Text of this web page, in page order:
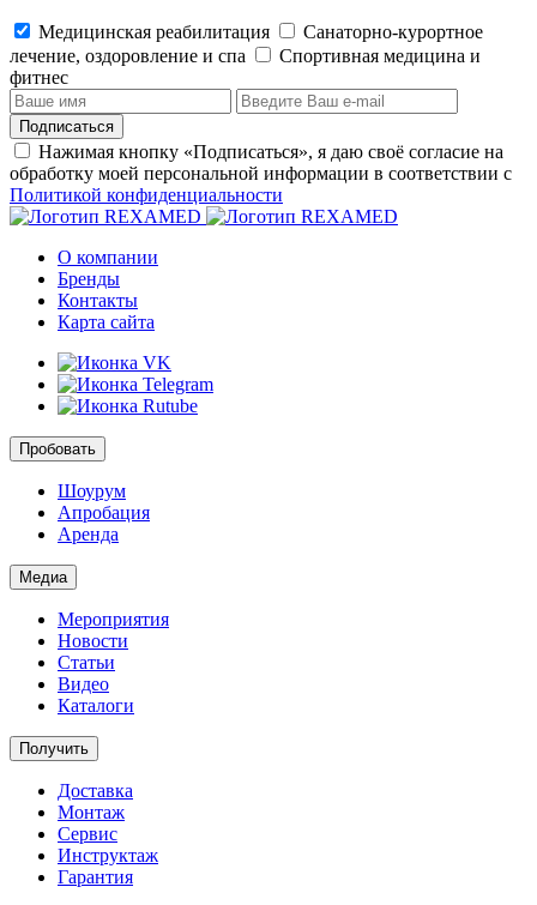
Медицинская реабилитация
Санаторно-курортное
лечение, оздоровление и спа
Cпортивная медицина и
фитнес
Подписаться
Нажимая кнопку «Подписаться», я даю своё согласие на
обработку моей персональной информации в соответствии с
Политикой конфиденциальности
О компании
Бренды
Контакты
Карта сайта
Пробовать
Шоурум
Апробация
Аренда
Медиа
Мероприятия
Новости
Статьи
Видео
Каталоги
Получить
Доставка
Монтаж
Сервис
Инструктаж
Гарантия